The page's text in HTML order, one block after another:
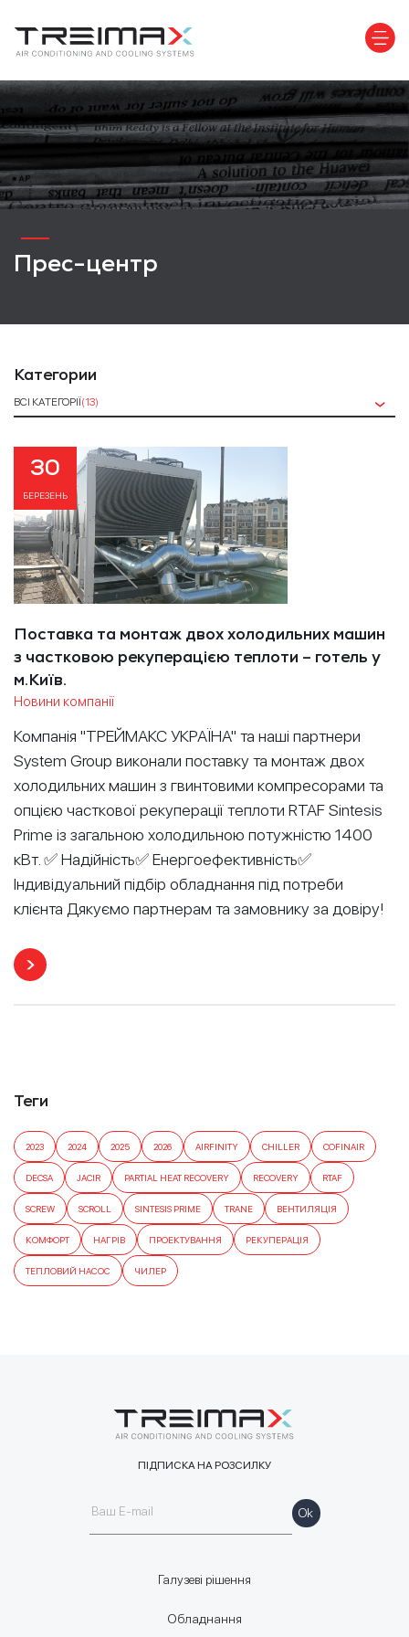
Прес-центр
Категории
ВСІ КАТЕГОРІЇ(13)
30
БЕРЕЗЕНЬ
Поставка та монтаж двох холодильних машин
з частковою рекуперацією теплоти – готель у
м.Київ.
Новини компанії
Компанія "ТРЕЙМАКС УКРАЇНА" та наші партнери
System Group виконали поставку та монтаж двох
холодильних машин з гвинтовими компресорами та
опцією часткової рекуперації теплоти RTAF Sintesis
Prime із загальною холодильною потужністю 1400
кВт. ✅ Надійність✅ Енергоефективність✅
Індивідуальний підбір обладнання під потреби
клієнта Дякуємо партнерам та замовнику за довіру!
Теги
2023 2024 2025 2026 AIRFINITY CHILLER COFINAIR
DECSA JACIR PARTIAL HEAT RECOVERY RECOVERY RTAF
SCREW SCROLL SINTESIS PRIME TRANE ВЕНТИЛЯЦІЯ
КОМФОРТ НАГРІВ ПРОЕКТУВАННЯ РЕКУПЕРАЦІЯ
ТЕПЛОВИЙ НАСОС ЧИЛЕР
Галузеві рішення
Обладнання
ПІДПИСКА НА РОЗСИЛКУ